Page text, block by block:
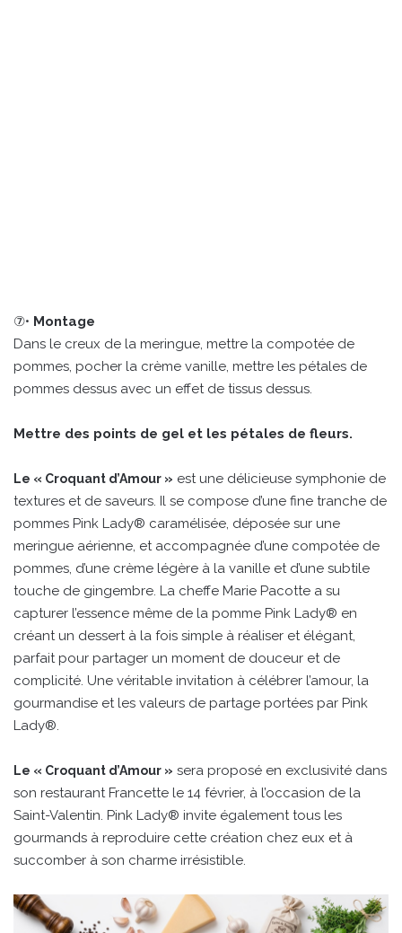
⑦• Montage
Dans le creux de la meringue, mettre la compotée de
pommes, pocher la crème vanille, mettre les pétales de
pommes dessus avec un effet de tissus dessus.
Mettre des points de gel et les pétales de fleurs.
Le « Croquant d’Amour » est une délicieuse symphonie de
textures et de saveurs. Il se compose d’une fine tranche de
pommes Pink Lady® caramélisée, déposée sur une
meringue aérienne, et accompagnée d’une compotée de
pommes, d’une crème légère à la vanille et d’une subtile
touche de gingembre. La cheffe Marie Pacotte a su
capturer l’essence même de la pomme Pink Lady® en
créant un dessert à la fois simple à réaliser et élégant,
parfait pour partager un moment de douceur et de
complicité. Une véritable invitation à célébrer l’amour, la
gourmandise et les valeurs de partage portées par Pink
Lady®.
Le « Croquant d’Amour » sera proposé en exclusivité dans
son restaurant Francette le 14 février, à l’occasion de la
Saint-Valentin. Pink Lady® invite également tous les
gourmands à reproduire cette création chez eux et à
succomber à son charme irrésistible.